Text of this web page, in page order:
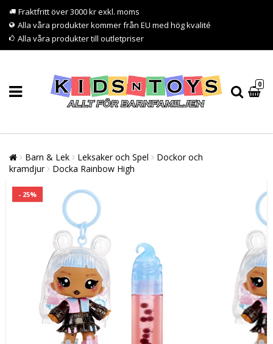
Fraktfritt över 3000 kr exkl. moms
Alla våra produkter kommer från EU med hög kvalité
Alla våra produkter till outletpriser
0
Barn & Lek Leksaker och Spel
Dockor och
kramdjur
Docka Rainbow High
- 25%